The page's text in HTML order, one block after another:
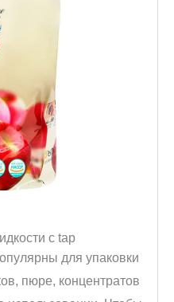
с tap
для упаковки
пюре, концентратов